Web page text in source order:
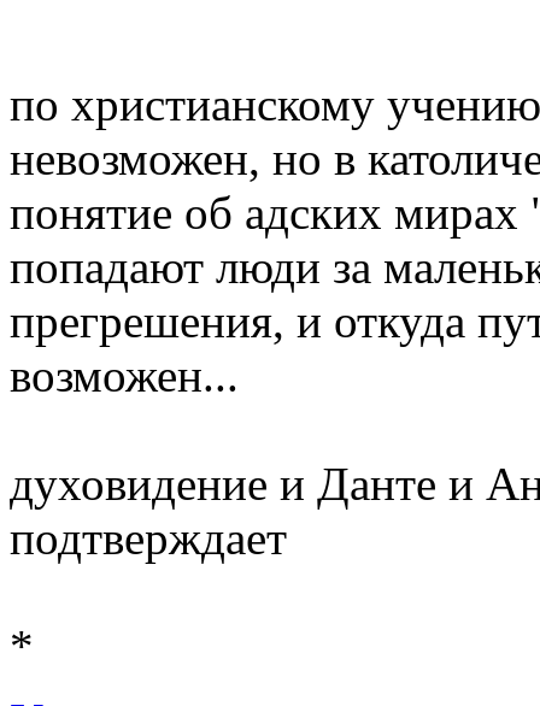
по христианскому
невозможен, но в
понятие об адских
попадают люди за
прегрешения, и откуда
возможен...
духовидение и Данте и
подтверждает
*